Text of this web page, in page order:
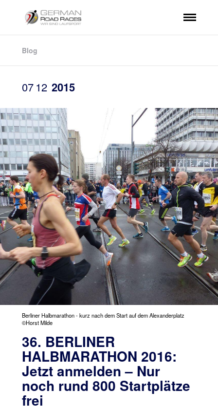
Blog
07 12 2015
Berliner Halbmarathon - kurz nach dem Start auf dem Alexanderplatz
©Horst Milde
36. BERLINER
HALBMARATHON 2016:
Jetzt anmelden – Nur
noch rund 800 Startplätze
frei